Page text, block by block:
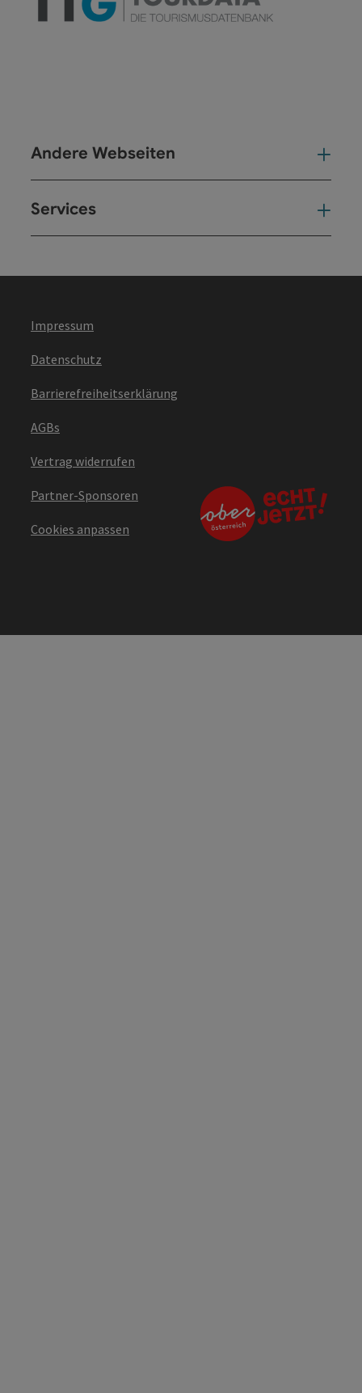
Andere Webseiten
Services
Impressum
Datenschutz
Barrierefreiheitserklärung
AGBs
Vertrag widerrufen
Partner-Sponsoren
Cookies anpassen